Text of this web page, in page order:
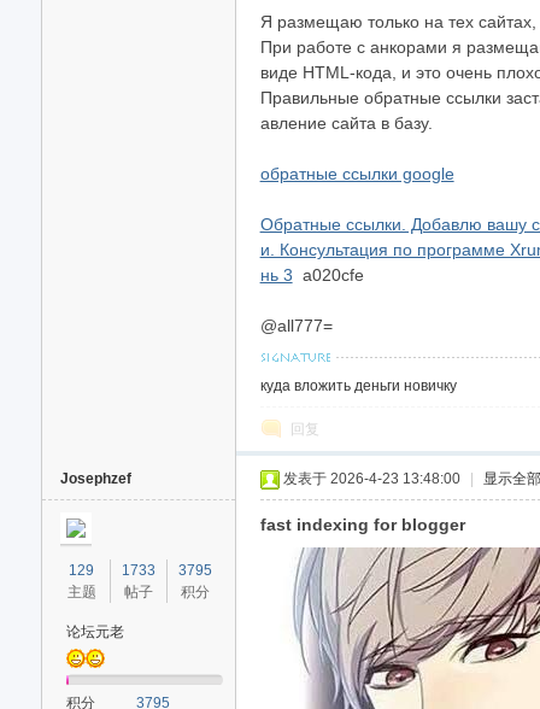
Я размещаю только на тех
При работе с анкорами я
виде HTML-кода, и это очень
Правильные обратные ссылки
авление сайта в базу.
обратные ссылки google
Обратные ссылки. Добавлю вашу
и. Консультация по программе
нь 3 a020cfe
@all777=
куда вложить деньги новичку
回复
Josephzef
129
主题
1733
帖子
3795
积分
论坛元老
积分 3795
发表于 2026-4-23 13:48:00 显示全
fast indexing for blogger